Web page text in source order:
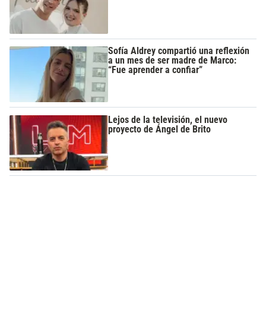
Sofía Aldrey compartió una reflexión
a un mes de ser madre de Marco:
“Fue aprender a confiar”
Lejos de la televisión, el nuevo
proyecto de Ángel de Brito